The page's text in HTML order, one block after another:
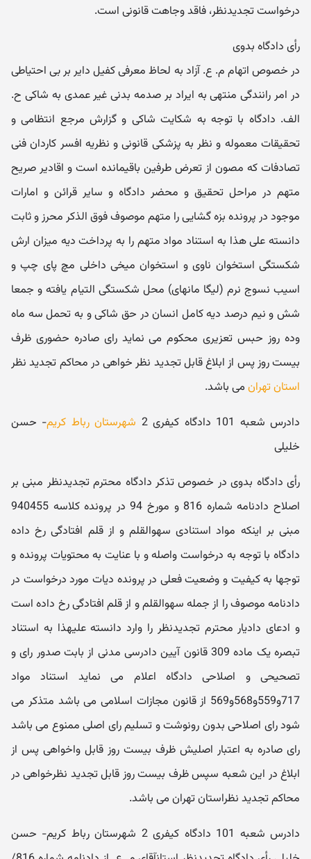
درخواست تجدیدنظر، فاقد وجاهت قانونی است.
رأی دادگاه بدوی
در خصوص اتهام م. ع. آزاد به لحاظ معرفی کفیل دایر بر بی احتیاطی
در امر رانندگی منتهی به ایراد بر صدمه بدنی غیر عمدی به شاکی ح.
الف. دادگاه با توجه به شکایت شاکی و گزارش مرجع انتظامی و
تحقیقات معموله و نظر به پزشکی قانونی و نظریه افسر کاردان فنی
تصادفات که مصون از تعرض طرفین باقیمانده است و اقادیر صریح
متهم در مراحل تحقیق و محضر دادگاه و سایر قرائن و امارات
موجود در پرونده بزه گشایی را متهم موصوف فوق الذکر محرز و ثابت
دانسته علی هذا به استناد مواد متهم را به پرداخت دیه میزان ارش
شکستگی استخوان ناوی و استخوان میخی داخلی مچ پای چپ و
اسیب نسوج نرم (لیگا مانهای) محل شکستگی التیام یافته و جمعا
شش و نیم درصد دیه کامل انسان در حق شاکی و به تحمل سه ماه
وده روز حبس تعزیری محکوم می نماید رای صادره حضوری ظرف
بیست روز پس از ابلاغ قابل تجدید نظر خواهی در محاکم تجدید نظر
استان تهران می باشد.
دادرس شعبه 101 دادگاه کیفری 2 شهرستان رباط کریم- حسن
خلیلی
رأی دادگاه بدوی در خصوص تذکر دادگاه محترم تجدیدنظر مبنی بر
اصلاح دادنامه شماره 816 و مورخ 94 در پرونده کلاسه 940455
مبنی بر اینکه مواد استنادی سهوالقلم و از قلم افتادگی رخ داده
دادگاه با توجه به درخواست واصله و با عنایت به محتویات پرونده و
توجها به کیفیت و وضعیت فعلی در پرونده دیات مورد درخواست در
دادنامه موصوف را از جمله سهوالقلم و از قلم افتادگی رخ داده است
و ادعای دادیار محترم تجدیدنظر را وارد دانسته علیهذا به استناد
تبصره یک ماده 309 قانون آیین دادرسی مدنی از بابت صدور رای و
تصحیحی و اصلاحی دادگاه اعلام می نماید استناد مواد
717و559و568و569 از قانون مجازات اسلامی می باشد متذکر می
شود رای اصلاحی بدون رونوشت و تسلیم رای اصلی ممنوع می باشد
رای صادره به اعتبار اصلیش ظرف بیست روز قابل واخواهی پس از
ابلاغ در این شعبه سپس ظرف بیست روز قابل تجدید نظرخواهی در
محاکم تجدید نظراستان تهران می باشد.
دادرس شعبه 101 دادگاه کیفری 2 شهرستان رباط کریم- حسن